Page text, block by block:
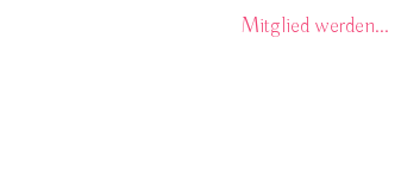
Mitglied werden...